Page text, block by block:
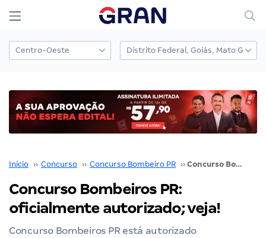
Início ›› Concurso ›› Concurso Bombeiro PR ›› Concurso Bombeiros PR: oficialmente autorizado; veja!
Concurso Bombeiros PR:
oficialmente autorizado; veja!
Concurso Bombeiros PR está autorizado